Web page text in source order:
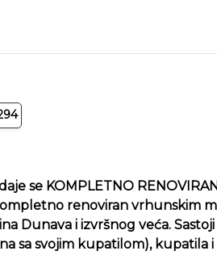
se KOMPLETNO
renoviran vrhunskim
Dunava i izvršnog veća.
sa svojim kupatilom), kupatila